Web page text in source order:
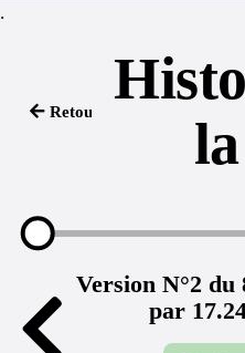
.
Retour
Version N°2 du
par